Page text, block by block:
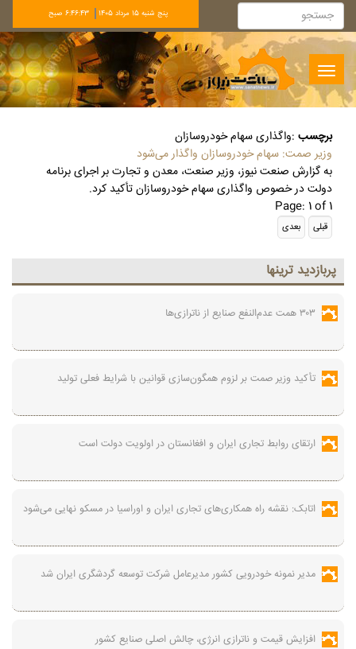
پنج شنبه 15 مرداد 1405 6:46:43 صبح
Toggle
navigation
برچسب :واگذاری سهام خودروسازان
وزیر صمت: سهام خودروسازان واگذار می‌شود
به گزارش صنعت نیوز، وزیر صنعت، معدن و تجارت بر اجرای برنامه
دولت در خصوص واگذاری سهام خودروسازان تأکید کرد.
Page: 1 of 1
پربازديد ترينها
۳۰۳ همت عدم‌النفع صنایع از ناترازی‌ها
تأکید وزیر صمت بر لزوم همگون‌سازی قوانین با شرایط فعلی تولید
ارتقای روابط تجاری ایران و افغانستان در اولویت دولت است
اتابک: نقشه راه همکاری‌های تجاری ایران و اوراسیا در مسکو نهایی می‌شود
مدیر نمونه خودرویی کشور مدیرعامل شرکت توسعه گردشگری ایران شد
افزایش قیمت و ناترازی انرژی، چالش اصلی صنایع کشور